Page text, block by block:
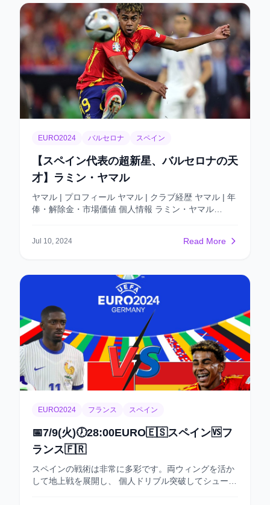
そ、イングランドが警戒すべき真の存在です。 イング
ランド代表は、ケイン、スターリング、サカなど多く
の実力あるフォワードを擁しています。しかし、チー
ムは中盤でプレーをリードする核心が不足していま
す。 矢が鋭くても、適切な弓がなければ無駄になりま
す。 推奨:スペインwin
EURO2024 バルセロナ スペイン
【スペイン代表の超新星、バルセロナの天
才】ラミン・ヤマル
ヤマル | プロフィール ヤマル | クラブ経歴 ヤマル | 年
俸・解除金・市場価値 個人情報 ラミン・ヤマル
ン:FW 市場価値:1憶ユーロ(2024年の夏) アイドル:ネ
月29日、バルセロナのシャビ監督は、15歳9か月16日
の中学生ヤマルをデビューさせた。 ベティスに4-0で
勝利した一戦で、ヤマルはバルセロナ史上最年少デビ
ューを果たしたのだ。 23-24シーズン 2023年9月8日
にはEURO2024予選でスペイン代表がジョージアと対
戦した試合で、さらなる歴史をつくった。16歳57日だ
ったヤマルは、この試合でスペイン代表の最年少出場
記録と最年少得点記録を塗り替えたのだ❗ 10月8日、ヤ
マルはバルセロナが2-2で引き分けたグラナダ戦でチ
ームの1点目をあげ、ラ・リーガの最年少得点記録も
数 平均時間 平均採点 5 ６ 3/0 22 58’ 7.13 2024年7月
9日に開催されたEURO2024準決勝フランス戦で先発
出場したヤマルは、0-1と1点を先制されて迎えた前半
21分に特大のインパクトを残す 。PA手前でボールを
ネットを揺らし、EURO史上最年少得点を記録。 この
得点で追い付いたチームは25分にMFダニ・オルモの
Jul 10, 2024 Read More
EURO2024 フランス スペイン
📅7/9(火)🕖28:00EURO🇪🇸スペイン🆚フ
ランス🇫🇷
スペインの戦術は非常に多彩です。両ウィングを活か
して地上戦を展開し、 個人ドリブル突破してシュート